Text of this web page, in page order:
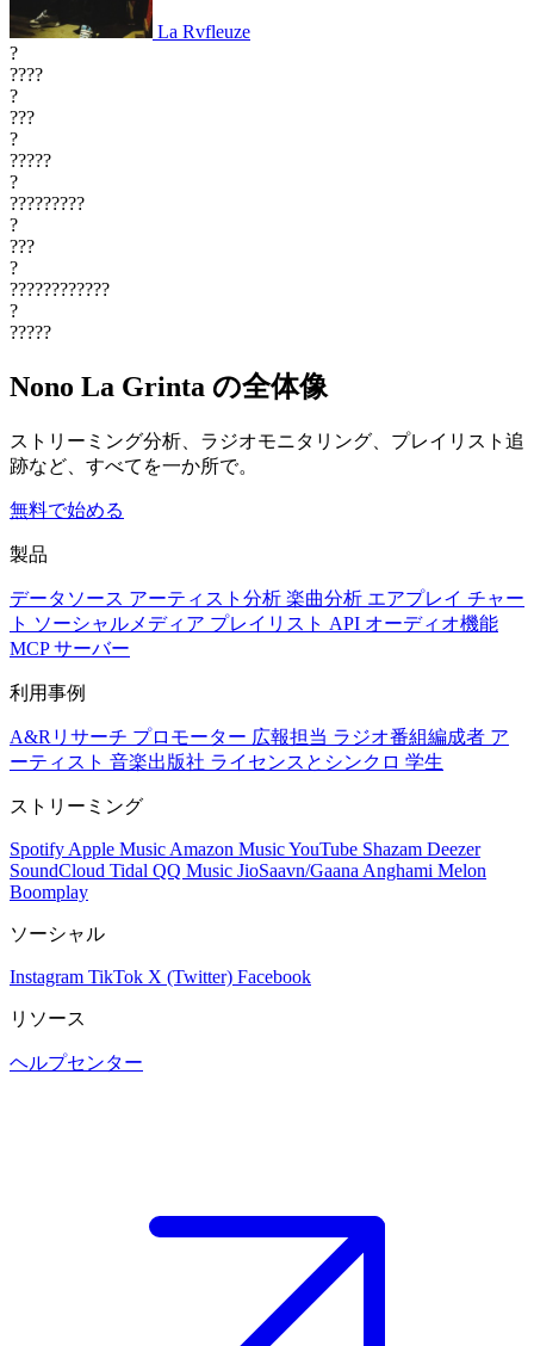
La Rvfleuze
?
????
?
???
?
?????
?
?????????
?
???
?
????????????
?
?????
Nono La Grinta の全体像
ストリーミング分析、ラジオモニタリング、プレイリスト追
跡など、すべてを一か所で。
無料で始める
製品
データソース アーティスト分析 楽曲分析 エアプレイ チャー
ト ソーシャルメディア プレイリスト API オーディオ機能
MCP サーバー
利用事例
A&Rリサーチ プロモーター 広報担当 ラジオ番組編成者 ア
ーティスト 音楽出版社 ライセンスとシンクロ 学生
ストリーミング
Spotify Apple Music Amazon MusicYouTube Shazam Deezer
SoundCloud Tidal QQ Music JioSaavn/Gaana Anghami Melon
Boomplay
ソーシャル
Instagram TikTok X (Twitter) Facebook
リソース
ヘルプセンター